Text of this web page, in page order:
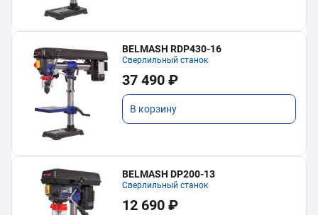
BELMASH RDP430-16
Сверлильный станок
37 490 ₽
В корзину
BELMASH DP200-13
Сверлильный станок
12 690 ₽